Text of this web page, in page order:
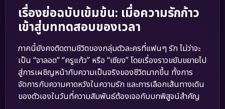
เรื่องย่อฉบับเข้มข้น: เมื่อความรักก้าว
เข้าสู่บททดสอบของเวลา
ภาคนี้ยังคงติดตามชีวิตของกลุ่มตัวละครที่แฟนๆ รัก ไม่ว่าจะ
เป็น “จาลอด” “ครูแก้ว” หรือ “เซียง” โดยเรื่องราวขยับขยายไป
สู่การเผชิญหน้ากับความเป็นจริงของชีวิตมากขึ้น ทั้งการ
จัดการกับความคาดหวังในความรัก และการเลือกเส้นทางเดิน
ของตัวเองในวันที่ความสัมพันธ์ต้องเจอกับบทพิสูจน์สำคัญ